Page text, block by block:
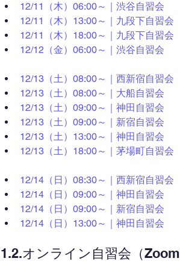
12/11（木）06:00～｜渋谷自習会
12/11（木）13:00～｜九段下自習会
12/11（木）18:00～｜九段下自習会
12/12（金）06:00～｜渋谷自習会
12/13（土）08:00～｜西新宿自習会
12/13（土）08:00～｜大船自習会
12/13（土）09:00～｜神田自習会
12/13（土）09:00～｜新宿自習会
12/13（土）13:00～｜神田自習会
12/13（土）18:00～｜茅場町自習会
12/14（日）08:30～｜西新宿自習会
12/14（日）09:00～｜神田自習会
12/14（日）09:00～｜新宿自習会
12/14（日）13:00～｜神田自習会
1.2.オンライン自習会（